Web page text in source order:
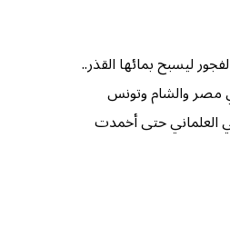
ليسبح بمائها القذر..
مصر والشام وتونس
العلماني حتى أخمدت